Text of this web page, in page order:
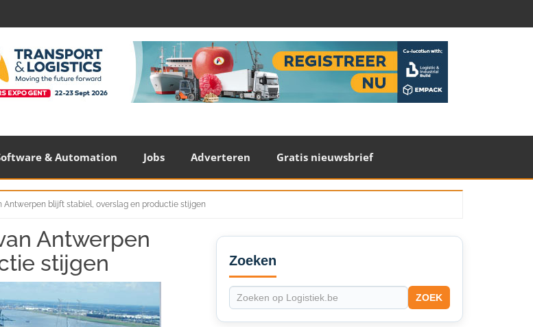
& Automation Jobs Adverteren Gratis nieuwsbrief
Antwerpen blijft stabiel, overslag en productie stijgen
Antwerpen
stijgen
Secondary
Sidebar
Zoeken
ZOEK